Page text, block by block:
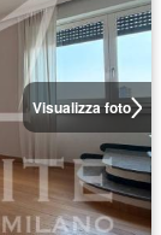
Visualizza foto